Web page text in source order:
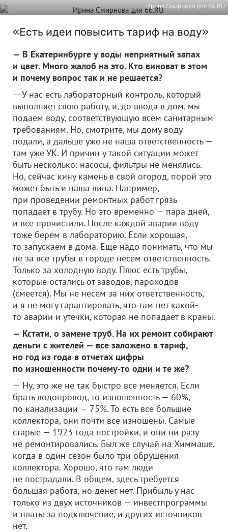
Ирина Смирнова для 66.RU
«Есть идеи повысить тариф на воду»
— В Екатеринбурге у воды неприятный запах
и цвет. Много жалоб на это. Кто виноват в этом
и почему вопрос так и не решается?
— У нас есть лабораторный контроль, который
выполняет свою работу, и, до ввода в дом, мы
подаем воду, соответствующую всем санитарным
требованиям. Но, смотрите, мы дому воду
подали, а дальше уже не наша ответственность —
там уже УК. И причин у такой ситуации может
быть несколько: насосы, фильтры не менялись.
Но, сейчас кину камень в свой огород, порой это
может быть и наша вина. Например,
при проведении ремонтных работ грязь
попадает в трубу. Но это временно — пара дней,
и все прочистили. После каждой аварии воду
тоже берем в лабораторию. Если хорошая,
то запускаем в дома. Еще надо понимать, что мы
не за все трубы в городе несем ответственность.
Только за холодную воду. Плюс есть трубы,
которые остались от заводов, пароходов
(смеется). Мы не несем за них ответственность,
и я не могу гарантировать, что там нет какой-
то аварии и утечки, которая не попадает в краны.
— Кстати, о замене труб. На их ремонт собирают
деньги с жителей — все заложено в тариф,
но год из года в отчетах цифры
по изношенности почему-то одни и те же?
— Ну, это же не так быстро все меняется. Если
брать водопровод, то изношенность — 60%,
по канализации — 75%. То есть все большие
коллектора, они почти все изношены. Самые
старые — 1923 года постройки, и они ни разу
не ремонтировались. Был же случай на Химмаше,
когда в один сезон было три обрушения
коллектора. Хорошо, что там люди
не пострадали. В общем, здесь требуется
большая работа, но денег нет. Прибыль у нас
только из двух источников — инвестпрограммы
и платы за подключение, и других источников
нет.